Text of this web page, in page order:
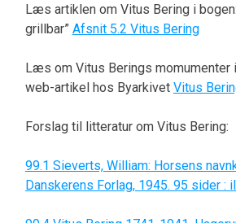
Læs artiklen om Vitus Bering i
grillbar” Afsnit 5.2 Vitus Bering
Læs om Vitus Berings momumenter
web-artikel hos Byarkivet Vitus
Forslag til litteratur om Vitus Bering:
99.1 Sieverts, William: Horsens
Danskerens Forlag, 1945. 95 sider :